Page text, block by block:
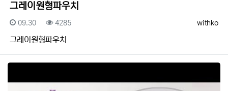
그레이원형파우치
등록자
withko
등록일
09.30 조회
4285
그레이원형파우치